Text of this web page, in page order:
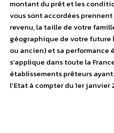
montant du prêt et les
vous sont accordées
revenu, la taille de votre
géographique de votre
ou ancien) et sa performance
s’applique dans toute la
établissements prêteurs
l’Etat à compter du 1er janvier